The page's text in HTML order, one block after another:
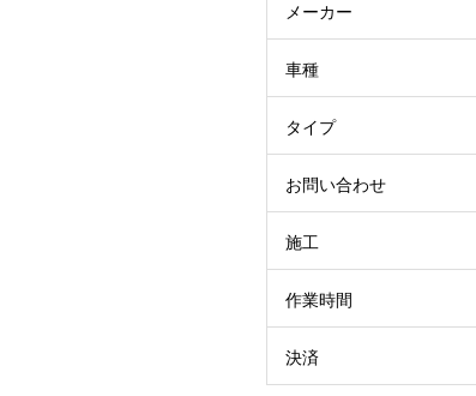
メーカー
車種
タイプ
お問い合わせ
施工
作業時間
決済